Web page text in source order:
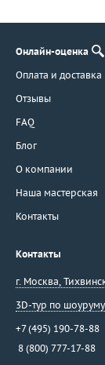
Онлайн-оценка
Оплата и доставка
Отзывы
FAQ
Блог
О компании
Наша мастерская
Контакты
Контакты
г. Москва,
3D-тур по шоуруму
+7 (495) 190-78-88
8 (800) 777-17-88